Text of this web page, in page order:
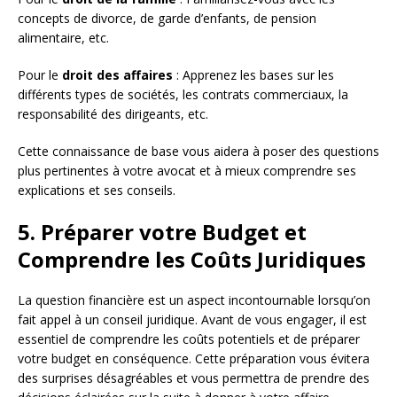
concepts de divorce, de garde d’enfants, de pension
alimentaire, etc.
Pour le droit des affaires : Apprenez les bases sur les
différents types de sociétés, les contrats commerciaux, la
responsabilité des dirigeants, etc.
Cette connaissance de base vous aidera à poser des questions
plus pertinentes à votre avocat et à mieux comprendre ses
explications et ses conseils.
5. Préparer votre Budget et
Comprendre les Coûts Juridiques
La question financière est un aspect incontournable lorsqu’on
fait appel à un conseil juridique. Avant de vous engager, il est
essentiel de comprendre les coûts potentiels et de préparer
votre budget en conséquence. Cette préparation vous évitera
des surprises désagréables et vous permettra de prendre des